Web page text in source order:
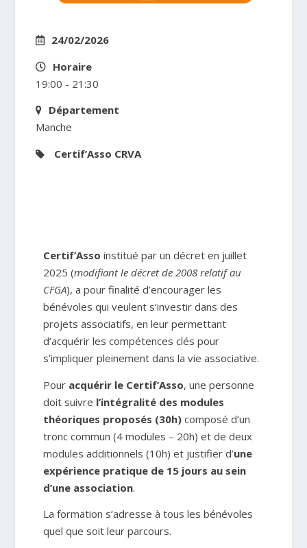
24/02/2026
Horaire
19:00 - 21:30
Département
Manche
Certif’Asso CRVA
Certif’Asso institué par un décret en juillet
2025 (modifiant le décret de 2008 relatif au
CFGA), a pour finalité d’encourager les
bénévoles qui veulent s’investir dans des
projets associatifs, en leur permettant
d’acquérir les compétences clés pour
s’impliquer pleinement dans la vie associative.
Pour acquérir le Certif’Asso, une personne
doit suivre l’intégralité des modules
théoriques proposés (30h) composé d’un
tronc commun (4 modules – 20h) et de deux
modules additionnels (10h) et justifier d’une
expérience pratique de 15 jours au sein
d’une association.
La formation s’adresse à tous les bénévoles
quel que soit leur parcours.